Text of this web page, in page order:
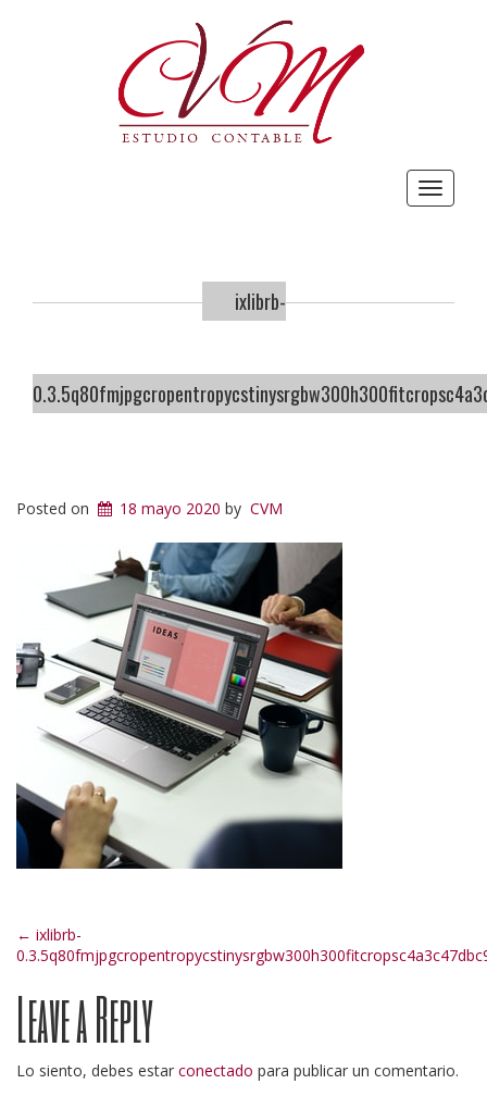
Toggle
ixlibrb-
Posted on 18 mayo 2020 by CVM
Post
navigation
← ixlibrb-
Leave a Reply
Lo siento, debes estar conectado para publicar un comentario.